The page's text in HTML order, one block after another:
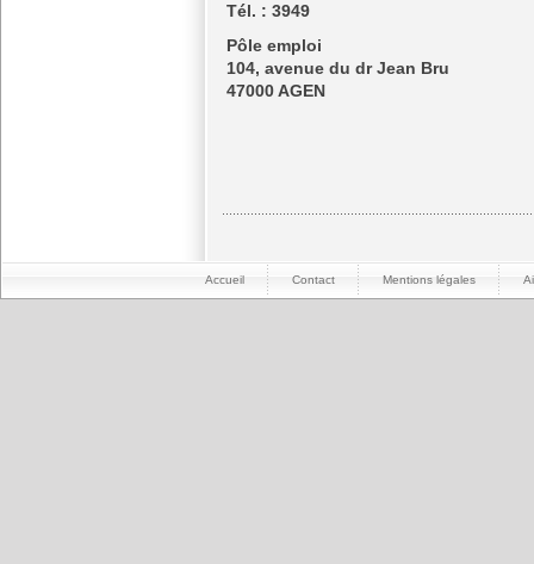
Tél. : 3949
Pôle emploi
104, avenue du dr Jean Bru
47000 AGEN
Accueil Contact Mentions légales